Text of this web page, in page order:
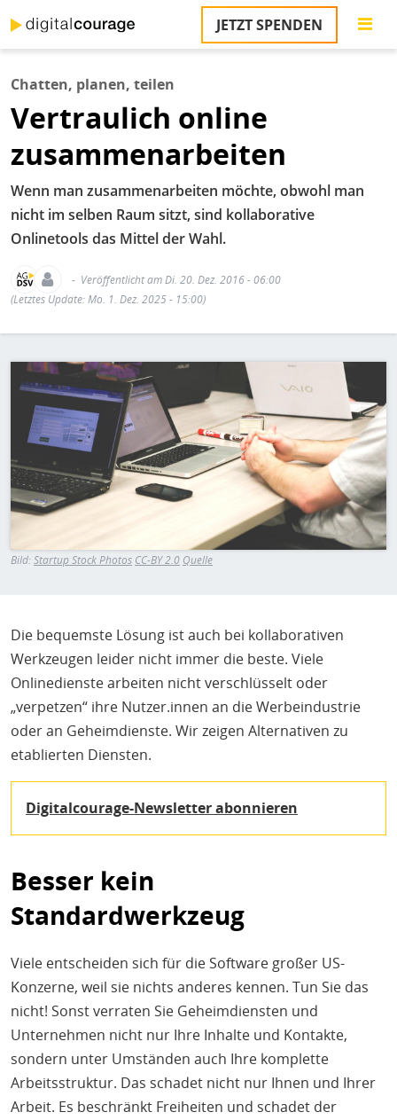
zum
Inhalt
JETZT SPENDEN
Chatten, planen, teilen
Vertraulich online
zusammenarbeiten
Wenn man zusammenarbeiten möchte, obwohl man
nicht im selben Raum sitzt, sind kollaborative
Onlinetools das Mittel der Wahl.
Veröffentlicht am Di. 20. Dez. 2016 - 06:00
(Letztes Update: Mo. 1. Dez. 2025 - 15:00)
Bild
Bild:Startup Stock Photos CC-BY 2.0 Quelle
Die bequemste Lösung ist auch bei kollaborativen
Werkzeugen leider nicht immer die beste. Viele
Onlinedienste arbeiten nicht verschlüsselt oder
„verpetzen“ ihre Nutzer.innen an die Werbeindustrie
oder an Geheimdienste. Wir zeigen Alternativen zu
etablierten Diensten.
Digitalcourage-Newsletter abonnieren
Besser kein
Standardwerkzeug
Viele entscheiden sich für die Software großer US-
Konzerne, weil sie nichts anderes kennen. Tun Sie das
nicht! Sonst verraten Sie Geheimdiensten und
Unternehmen nicht nur Ihre Inhalte und Kontakte,
sondern unter Umständen auch Ihre komplette
Arbeitsstruktur. Das schadet nicht nur Ihnen und Ihrer
Arbeit. Es beschränkt Freiheiten und schadet der